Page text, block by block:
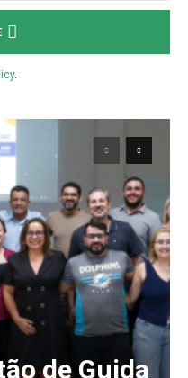
.
de Guida